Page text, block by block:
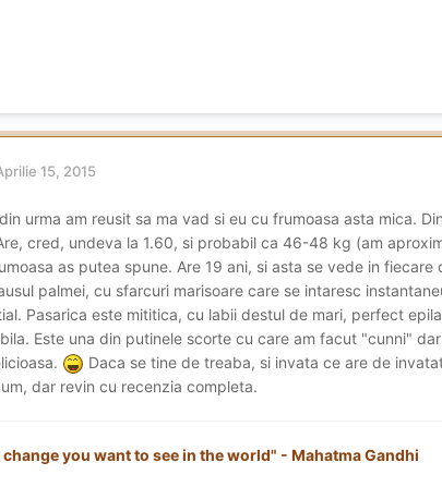
15, 2015
urma am reusit sa ma vad si eu cu frumoasa asta mica.
cred, undeva la 1.60, si probabil ca 46-48 kg (am
as putea spune. Are 19 ani, si asta se vede in
palmei, cu sfarcuri marisoare care se intaresc
Pasarica este mititica, cu labii destul de mari, perfect
Este una din putinele scorte cu care am facut "cunni"
Daca se tine de treaba, si invata ce are de
dar revin cu recenzia completa.
change you want to see in the world" - Mahatma Gandhi